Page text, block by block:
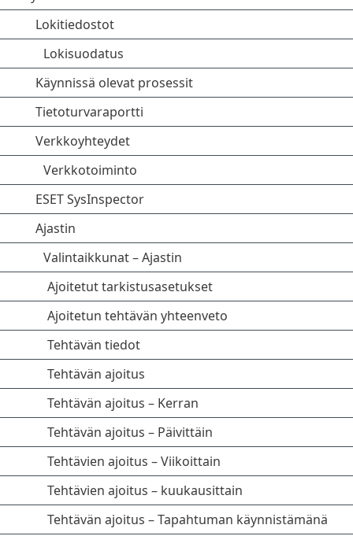
Lokitiedostot
Lokisuodatus
Käynnissä olevat prosessit
Tietoturvaraportti
Verkkoyhteydet
Verkkotoiminto
ESET SysInspector
Ajastin
Valintaikkunat – Ajastin
Ajoitetut tarkistusasetukset
Ajoitetun tehtävän yhteenveto
Tehtävän tiedot
Tehtävän ajoitus
Tehtävän ajoitus – Kerran
Tehtävän ajoitus – Päivittäin
Tehtävien ajoitus – Viikoittain
Tehtävien ajoitus – kuukausittain
Tehtävän ajoitus – Tapahtuman käynnistämänä